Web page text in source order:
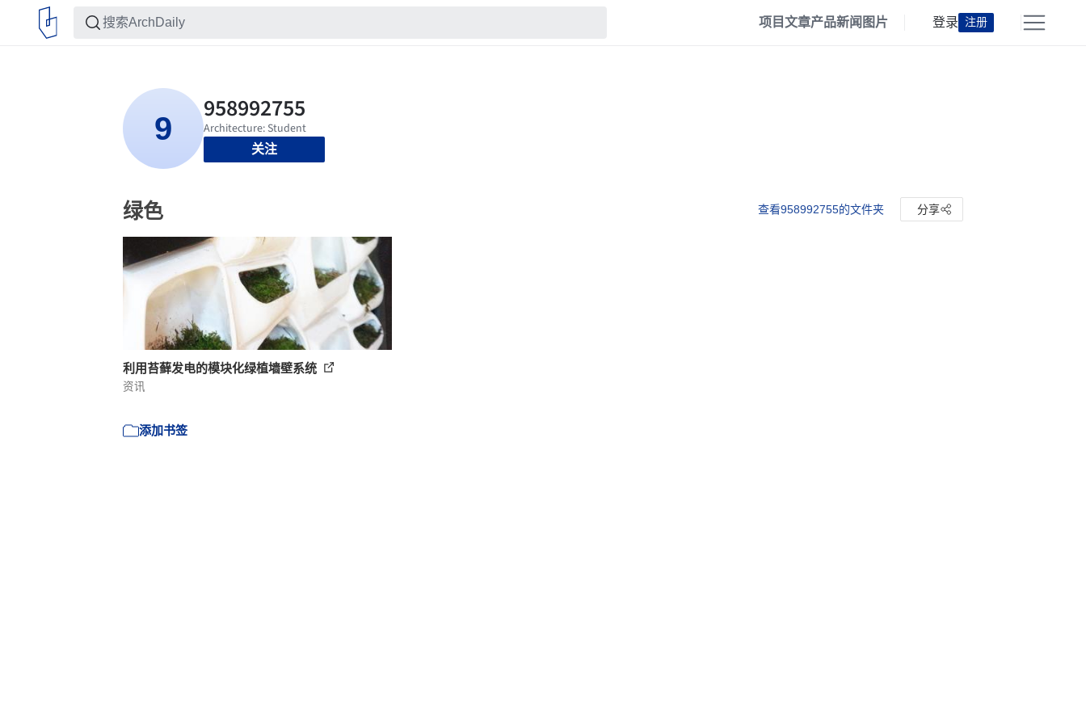
项目文章产品新闻 图片 登录 注册
关注
绿色 查看958992755的文件夹 分享
利用苔藓发电的模块化绿植墙壁系统
资讯
添加书签